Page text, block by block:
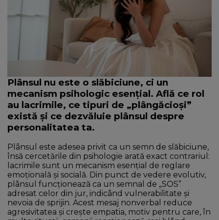
CONTUL MEU
Plânsul nu este o slăbiciune, ci un
mecanism psihologic esențial. Află ce rol
au lacrimile, ce tipuri de „plângăcioși”
există și ce dezvăluie plânsul despre
personalitatea ta.
Plânsul este adesea privit ca un semn de slăbiciune,
însă cercetările din psihologie arată exact contrariul:
lacrimile sunt un mecanism esențial de reglare
emoțională și socială. Din punct de vedere evolutiv,
plânsul funcționează ca un semnal de „SOS”
adresat celor din jur, indicând vulnerabilitate și
nevoia de sprijin. Acest mesaj nonverbal reduce
agresivitatea și crește empatia, motiv pentru care, în